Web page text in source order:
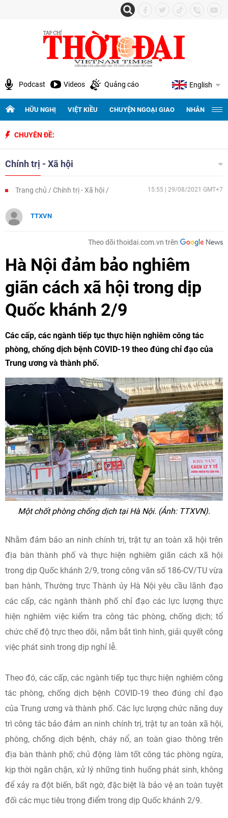
Podcast Videos Quảng cáo English
HỮU NGHỊ VIỆT KIỀU CHUYỆN NGOẠI GIAO NHÂN
CHUYÊN ĐỀ:
Chính trị - Xã hội
Trang chủ Chính trị - Xã hội 15:55 | 29/08/2021 GMT+7
TTXVN
Theo dõi thoidai.com.vn trên
Hà Nội đảm bảo nghiêm
giãn cách xã hội trong dịp
Quốc khánh 2/9
Các cấp, các ngành tiếp tục thực hiện nghiêm công tác
phòng, chống dịch bệnh COVID-19 theo đúng chỉ đạo của
Trung ương và thành phố.
Một chốt phòng chống dịch tại Hà Nội. (Ảnh: TTXVN).
Nhằm đảm bảo an ninh chính trị, trật tự an toàn xã hội trên
địa bàn thành phố và thực hiện nghiêm giãn cách xã hội
trong dịp Quốc khánh 2/9, trong công văn số 186-CV/TU vừa
ban hành, Thường trực Thành ủy Hà Nội yêu cầu lãnh đạo
các cấp, các ngành thành phố chỉ đạo các lực lượng thực
hiện nghiêm việc kiểm tra công tác phòng, chống dịch; tổ
chức chế độ trực theo dõi, nắm bắt tình hình, giải quyết công
việc phát sinh trong dịp nghỉ lễ.
Theo đó, các cấp, các ngành tiếp tục thực hiện nghiêm công
tác phòng, chống dịch bệnh COVID-19 theo đúng chỉ đạo
của Trung ương và thành phố. Các lực lượng chức năng duy
trì công tác bảo đảm an ninh chính trị, trật tự an toàn xã hội,
phòng, chống dịch bệnh, cháy nổ, an toàn giao thông trên
địa bàn thành phố; chủ động làm tốt công tác phòng ngừa,
kịp thời ngăn chặn, xử lý những tình huống phát sinh, không
để xảy ra đột biến, bất ngờ, đặc biệt là bảo vệ an toàn tuyệt
đối các mục tiêu trọng điểm trong dịp Quốc khánh 2/9.